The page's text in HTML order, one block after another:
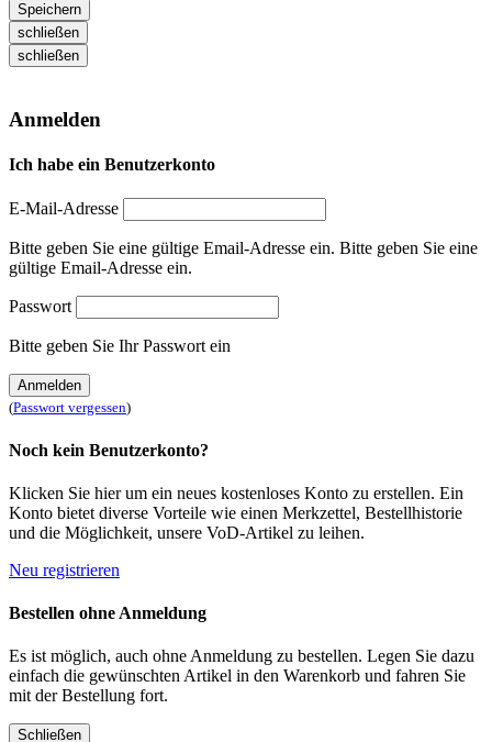
Speichern
schließen
schließen
Anmelden
Ich habe ein Benutzerkonto
E-Mail-Adresse
Bitte geben Sie eine gültige Email-Adresse ein. Bitte geben Sie eine
gültige Email-Adresse ein.
Passwort
Bitte geben Sie Ihr Passwort ein
Anmelden
(Passwort vergessen)
Noch kein Benutzerkonto?
Klicken Sie hier um ein neues kostenloses Konto zu erstellen. Ein
Konto bietet diverse Vorteile wie einen Merkzettel, Bestellhistorie
und die Möglichkeit, unsere VoD-Artikel zu leihen.
Neu registrieren
Bestellen ohne Anmeldung
Es ist möglich, auch ohne Anmeldung zu bestellen. Legen Sie dazu
einfach die gewünschten Artikel in den Warenkorb und fahren Sie
mit der Bestellung fort.
Schließen